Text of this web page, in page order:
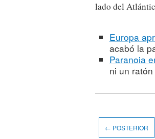
lado del
Europa
acabó la
Paranoia
ni un
← POSTERIOR